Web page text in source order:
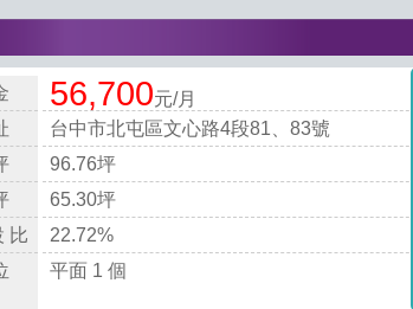
比
56,700元/月
台中市北屯區文心路4段81、83號
96.76坪
65.30坪
22.72%
平面 1 個